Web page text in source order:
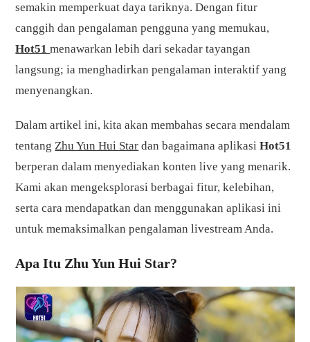
semakin memperkuat daya tariknya. Dengan fitur
canggih dan pengalaman pengguna yang memukau,
Hot51menawarkan lebih dari sekadar tayangan
langsung; ia menghadirkan pengalaman interaktif yang
menyenangkan.
Dalam artikel ini, kita akan membahas secara mendalam
tentangZhu Yun Hui Star dan bagaimana aplikasiHot51
berperan dalam menyediakan konten live yang menarik.
Kami akan mengeksplorasi berbagai fitur, kelebihan,
serta cara mendapatkan dan menggunakan aplikasi ini
untuk memaksimalkan pengalaman livestream Anda.
Apa Itu Zhu Yun Hui Star?